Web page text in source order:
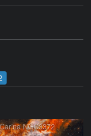
NGC3372